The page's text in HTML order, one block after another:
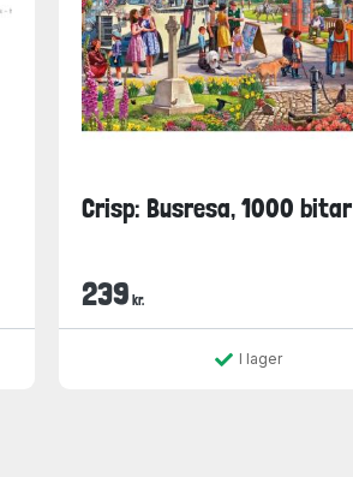
Crisp: Busresa, 1000 bitar
239 kr.
I lager